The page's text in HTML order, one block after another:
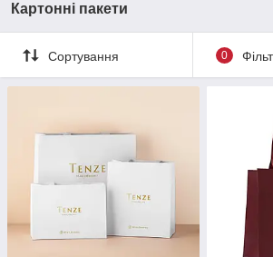
Картонні пакети
Сортування 0